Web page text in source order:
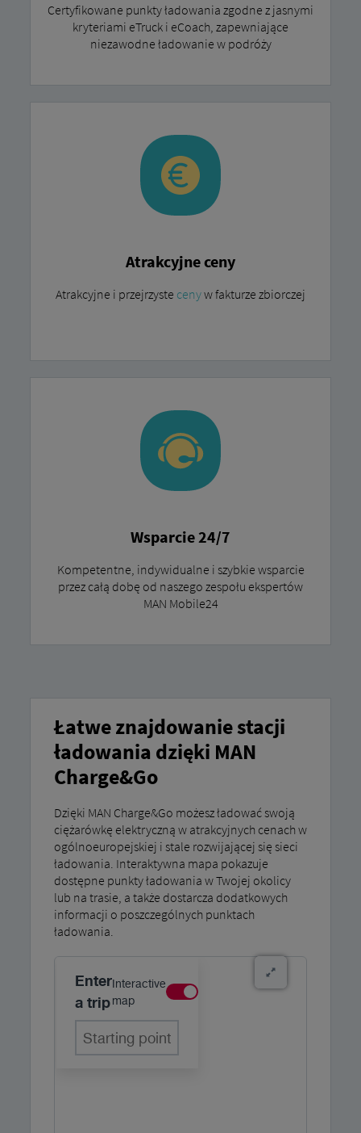
Certyfikowane punkty ładowania zgodne z jasnymi
kryteriami eTruck i eCoach, zapewniające
niezawodne ładowanie w podróży
Atrakcyjne ceny
Atrakcyjne i przejrzyste cenyw fakturze zbiorczej
Wsparcie 24/7
Kompetentne, indywidualne i szybkie wsparcie
przez całą dobę od naszego zespołu ekspertów
MAN Mobile24
Łatwe znajdowanie stacji
ładowania dzięki MAN
Charge&Go
Dzięki MAN Charge&Go możesz ładować swoją
ciężarówkę elektryczną w atrakcyjnych cenach w
ogólnoeuropejskiej i stale rozwijającej się sieci
ładowania. Interaktywna mapa pokazuje
dostępne punkty ładowania w Twojej okolicy
lub na trasie, a także dostarcza dodatkowych
informacji o poszczególnych punktach
ładowania.